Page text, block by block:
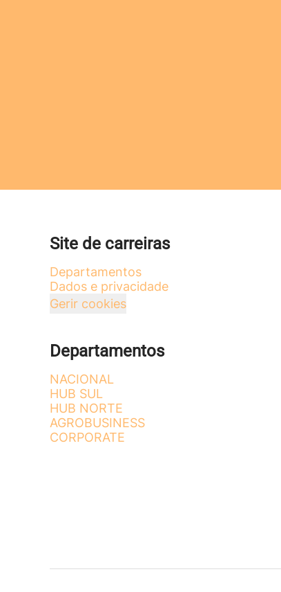
Site de carreiras
Departamentos
Dados e privacidade
Gerir cookies
Departamentos
NACIONAL
HUB SUL
HUB NORTE
AGROBUSINESS
CORPORATE